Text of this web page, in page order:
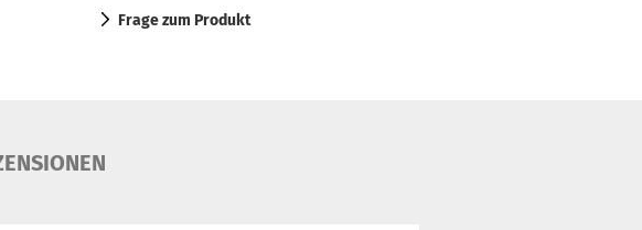
Frage zum Produkt